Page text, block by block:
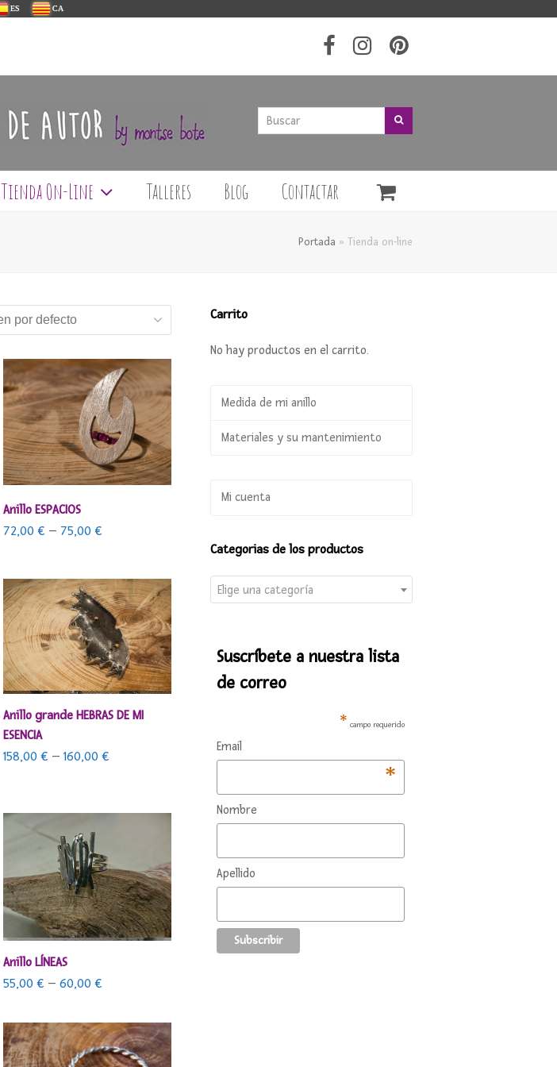
ES CA
Buscar
Tienda On-Line Talleres Blog Contactar
Portada » Tienda on-line
SELECCIONAR OPCIONES
Anillo ESPACIOS
72,00€ – 75,00€
SELECCIONAR OPCIONES
Anillo grande HEBRAS DE MI
ESENCIA
158,00€ –160,00€
SELECCIONAR OPCIONES
Anillo LÍNEAS
55,00€ –60,00€
Carrito
No hay productos en el carrito.
Medida de mi anillo
Materiales y su mantenimiento
Mi cuenta
Categorias de los productos
Elige una categoría
Suscríbete a nuestra lista
de correo
* campo requerido
Email
*
Nombre
Apellido